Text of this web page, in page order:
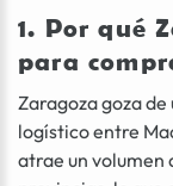
1. Por qué
para
Zaragoza goza
logístico entre
atrae un volumen